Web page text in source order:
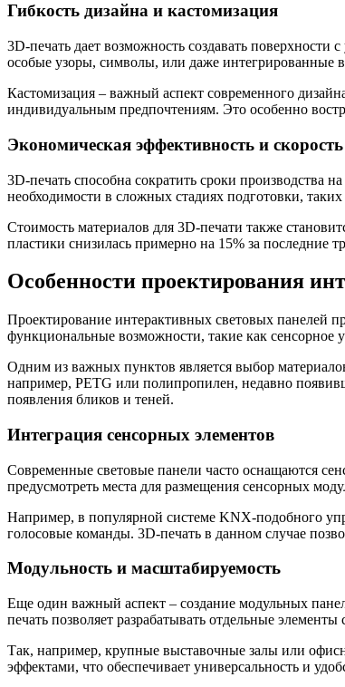
Гибкость дизайна и кастомизация
3D-печать дает возможность создавать
особые узоры, символы, или даже интегрированные
Кастомизация – важный аспект современного
индивидуальным предпочтениям. Это особенно
Экономическая эффективность и
3D-печать способна сократить сроки производства
необходимости в сложных стадиях подготовки,
Стоимость материалов для 3D-печати также
пластики снизилась примерно на 15% за последние
Особенности проектирования
Проектирование интерактивных световых панелей
функциональные возможности, такие как сенсорное
Одним из важных пунктов является выбор
например, PETG или полипропилен, недавно
появления бликов и теней.
Интеграция сенсорных элементов
Современные световые панели часто оснащаются
предусмотреть места для размещения сенсорных
Например, в популярной системе KNX-подобного
голосовые команды. 3D-печать в данном случае
Модульность и масштабируемость
Еще один важный аспект – создание модульных
печать позволяет разрабатывать отдельные
Так, например, крупные выставочные залы или
эффектами, что обеспечивает универсальность и